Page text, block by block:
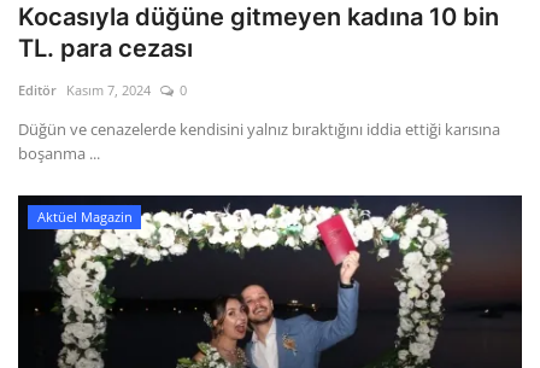
Kocasıyla düğüne gitmeyen kadına 10 bin
TL. para cezası
Editör Kasım 7, 2024 0
Düğün ve cenazelerde kendisini yalnız bıraktığını iddia ettiği karısına
boşanma ...
Aktüel Magazin